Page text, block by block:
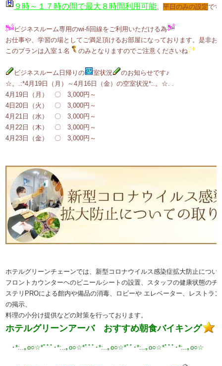
​９時～１７時の間で最大８時間利用可能​、平日のみの設定で
ビジネスルーム専用のwi-fi回線をご利用いただける為
お仕事や、学習の場としてご満足頂けるお部屋になっております。是非お
このプランは入室１名
のみとなりますのでご注意くださいね
ビジネスルーム日帰りの 室状況
のお知らせです♪
☆。.:*4月19日（月）～4月16日（金）の空室状況*:.。☆. .
4月19日（月） 〇 3,000円～
4日20日（火） 〇 3,000円～
4月21日（水） 〇 3,000円～
4月22日（木） 〇 3,000円～
4月23日（金） 〇 3,000円～
ホテルグリーンチェーンでは、新型コロナウイルス感染症拡大防止につい
フロントカウンターヘのビニールシートの設置、スタッフの健康状態のチ
ステリPROによる館内や備品の消毒、ロビーや エレベーター、レストラ
の掲示、
料理の小分け提供などの対策を行っております。
ホテルグリーンアーバ おすすめ朝食バイキング
･*:..｡o○☆*ﾟﾟﾟ･*:..｡o○☆*ﾟﾟﾟ･*:..｡o○☆*ﾟﾟ･*:..｡o○☆*ﾟﾟﾟ･*:..｡o○☆